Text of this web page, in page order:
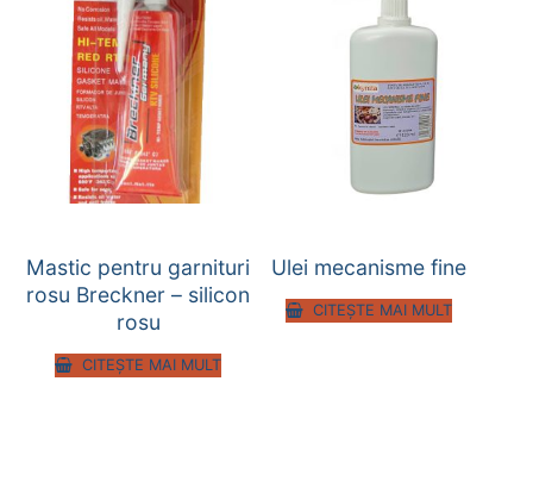
Mastic pentru garnituri
rosu Breckner – silicon
rosu
CITEȘTE MAI MULT
Ulei mecanisme fine
CITEȘTE MAI MULT